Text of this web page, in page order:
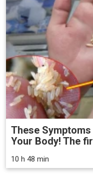
These
Your Body! The
10 h 48 min